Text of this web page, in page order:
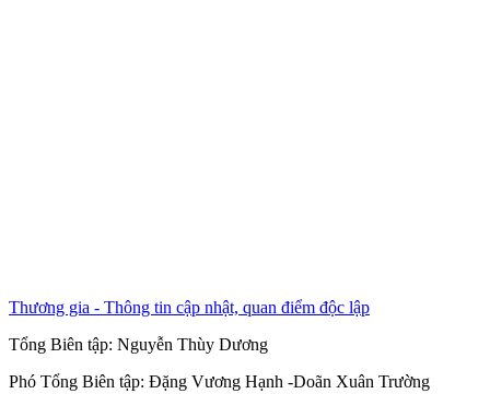
Thương gia - Thông tin cập nhật, quan điểm độc lập
Tổng Biên tập: Nguyễn Thùy Dương
Phó Tổng Biên tập: Đặng Vương Hạnh -Doãn Xuân Trường